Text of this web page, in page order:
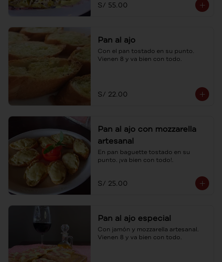
compartir.
S/ 55.00
Pan al ajo
Con el pan tostado en su punto.
Vienen 8 y va bien con todo.
S/ 22.00
Pan al ajo con mozzarella
artesanal
En pan baguette tostado en su
punto. ¡va bien con todo!.
S/ 25.00
Pan al ajo especial
Con jamón y mozzarella artesanal.
Vienen 8 y va bien con todo.